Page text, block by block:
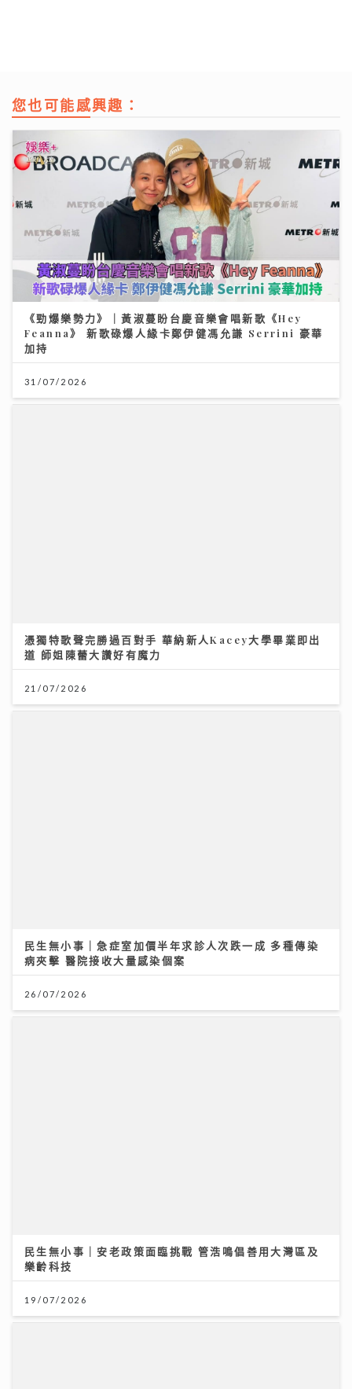
您也可能感興趣：
《勁爆樂勢力》｜黃淑蔓盼台慶音樂會唱新歌《Hey
Feanna》 新歌碌爆人緣卡鄭伊健馮允謙 Serrini 豪華
加持
31/07/2026
21/07/2026
民生無小事｜急症室加價半年求診人次跌一成 多種傳染
病夾擊 醫院接收大量感染個案
26/07/2026
民生無小事｜安老政策面臨挑戰 管浩鳴倡善用大灣區及
樂齡科技
19/07/2026